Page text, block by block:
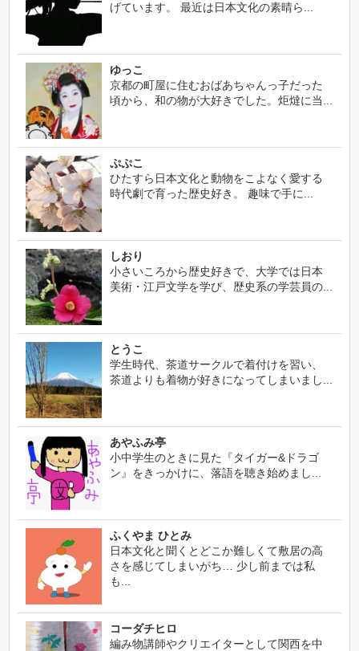
げています。 最近は日本文化の素晴ら...
ゆっこ
京都の町屋に住むおばあちゃんっ子だった
頃から、和の物が大好きでした。炬燵に当...
ぷぷこ
ひたすら日本文化と動物をこよなく愛する
時代劇で育った歴史好き。 趣味で手に...
しおり
小さいころから歴史好きで、大学では日本
美術・江戸文学を学び、歴史系の学芸員の...
とうこ
学生時代、茶道サークルで着付けを習い、
茶道よりも着物が好きになってしまいまし...
あやふみ亭
小中学生のときに見た『タイガー&ドラゴ
ン』をきっかけに、落語を聴き始めまし...
ふくやま ひとみ
日本文化と聞くとどこか難しくて敷居の高
さを感じてしまいがち… 少し前までは私
も...
コーダチヒロ
編み物講師やクリエイターとして関西を中